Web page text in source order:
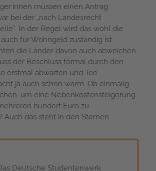
müssen einen Antrag
bei der „nach Landesrecht
In der Regel wird das wohl die
für Wohngeld zuständig ist.
die Länder davon auch abweichen.
der Beschluss formal durch den
erstmal abwarten und Tee
ja auch schön warm. Ob einmalig
um eine Nebenkostensteigerung
hundert Euro zu
Auch das steht in den Sternen.
Deutsche Studentenwerk